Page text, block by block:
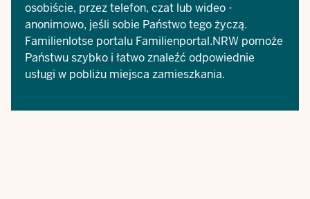
osobiście, przez telefon, czat lub wideo -
anonimowo, jeśli sobie Państwo tego życzą.
Familienlotse portalu Familienportal.NRW pomoże
Państwu szybko i łatwo znaleźć odpowiednie
usługi w pobliżu miejsca zamieszkania.